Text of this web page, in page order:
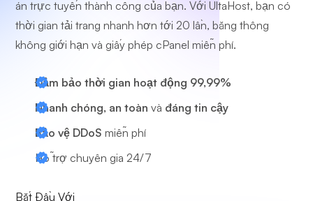
án trực tuyến thành công của bạn. Với UltaHost, bạn có
thời gian tải trang nhanh hơn tới 20 lần, băng thông
không giới hạn và giấy phép cPanel miễn phí.
Đảm bảo thời gian hoạt động 99,99%
Nhanh chóng, an toàn và đáng tin cậy
Bảo vệ DDoS miễn phí
Hỗ trợ chuyên gia 24/7
Bắt Đầu Với